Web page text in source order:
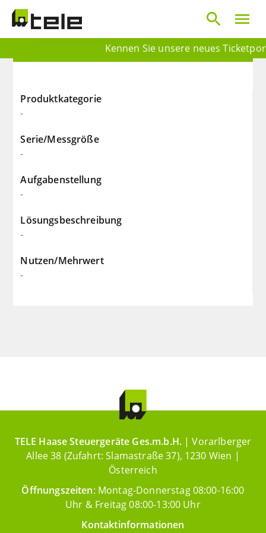
Kennen Sie unsere neues
menu
search
Produktkategorie
-
Serie/Messgröße
-
Aufgabenstellung
-
Lösungsbeschreibung
-
Nutzen/Mehrwert
-
TELE Haase Steuergeräte Ges.m.b.H. | Vorarlberger
Allee 38 (Zufahrt: Slamastraße 37), 1230 Wien |
Österreich
Öffnungszeiten: Montag-Donnerstag 08:00-16:00
Uhr & Freitag 08:00-13:00 Uhr
Kontaktinformationen